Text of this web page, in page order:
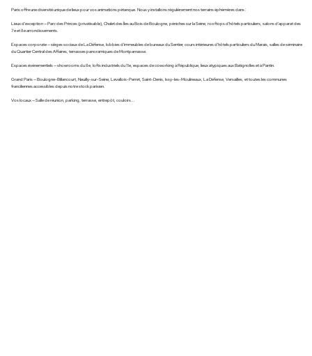
Paris offre une diversité unique de lieux pour vos animations pétanque. Nous y installons régulièrement nos terrains éphémères dans :
Lieux d'exception — Parc des Princes (privatisable), Chalet des Îles au Bois de Boulogne, péniches sur la Seine, rooftops d'hôtels particuliers, salons d'apparat des
7e et 8e arrondissements.
Espaces corporate — sièges sociaux de La Défense, lobbies d'immeubles de bureaux du Sentier, cours intérieures d'hôtels particuliers du Marais, salles de séminaire
du Quartier Central des Affaires, terrasses panoramiques de Montparnasse.
Espaces événementiels — showrooms du 8e, lofts industriels du 11e, espaces de coworking à République, lieux atypiques aux Batignolles et à Pantin.
Grand Paris — Boulogne-Billancourt, Neuilly-sur-Seine, Levallois-Perret, Saint-Denis, Issy-les-Moulineaux, La Défense, Versailles, et toutes les communes
franciliennes accessibles depuis notre stock parisien.
Vos locaux — Salle de réunion, parking, terrasse, entrepôt, couloirs...